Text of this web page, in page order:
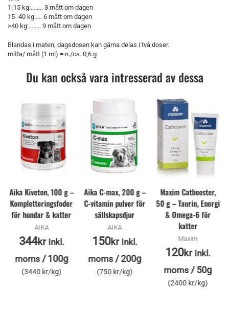
1-15 kg:…….. 3 mått om dagen
15- 40 kg:…. 6 mått om dagen
>40 kg:…….. 9 mått om dagen
Blandas i maten, dagsdosen kan gärna delas i två doser.
mitta/ mått (1 ml) = n./ca. 0,6 g
Du kan också vara intresserad av dessa
Aika Kiveton, 100 g –
Kompletteringsfoder
för hundar & katter
AIKA
344kr Inkl.
moms/100g
(3440 kr/kg)
Aika C-max, 200 g –
C-vitamin pulver för
sällskapsdjur
AIKA
150kr Inkl.
moms/200g
(750 kr/kg)
Maxim Catbooster,
50 g – Taurin, Energi
& Omega-6 för
katter
Maxim
120kr Inkl.
moms/50g
(2400 kr/kg)